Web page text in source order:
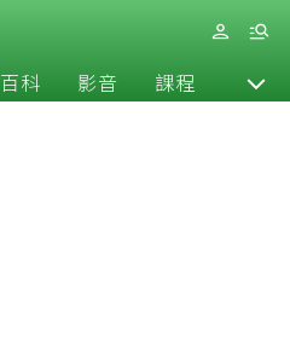
百科 影音 課程 退休